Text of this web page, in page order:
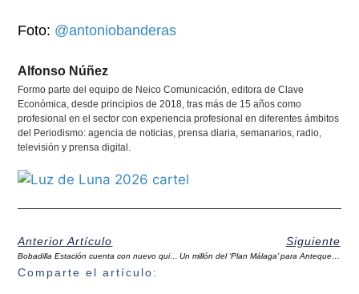
Foto: @antoniobanderas
Alfonso Núñez
Formo parte del equipo de Neico Comunicación, editora de Clave
Económica, desde principios de 2018, tras más de 15 años como
profesional en el sector con experiencia profesional en diferentes ámbitos
del Periodismo: agencia de noticias, prensa diaria, semanarios, radio,
televisión y prensa digital.
Anterior Artículo
Bobadilla Estación cuenta con nuevo quiosco, cuya explotación se sacará a concurso
Siguiente
Un millón del ‘Plan Málaga’ para Antequera y otros nueve para el resto de la comarca
Comparte el artículo: